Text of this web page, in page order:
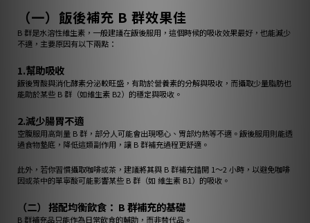
（一）飯後補充 B 群效果佳
B 群是水溶性維生素，一般建議在飯後服用，這個時候的吸收效果最好，也能減少
不適，主要原因有以下兩點：
1.幫助吸收
飯後胃酸與消化酵素分泌較旺盛，有助於營養素的分解與吸收，而攝取少量脂肪也
能助於某些 B 群（如維生素 B2）的穩定與吸收。
2.減少腸胃不適
空腹服用高劑量 B 群，部分人可能會出現噁心、胃部灼熱等不適。飯後服用則能透
過食物墊底，降低這類副作用，讓 B 群補充過程更舒適。
此外，若你習慣攝取咖啡或茶，建議將其與 B 群補充錯開 1～2 小時，以避免咖啡
因或茶中的單寧酸可能影響某些 B 群（如 維生素 B1）的吸收。
（二） 搭配均衡飲食： B 群補充的基礎
B 群補充品只能作為日常飲食的輔助，而非替代品。